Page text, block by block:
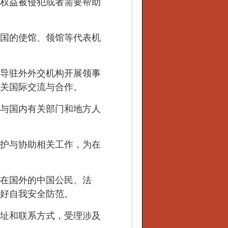
益被侵犯或者需要帮助
的使馆、领馆等代表机
驻外外交机构开展领事
国际交流与合作。
内有关部门和地方人
与协助相关工作，为在
国外的中国公民、法
自我安全防范。
联系方式，受理涉及